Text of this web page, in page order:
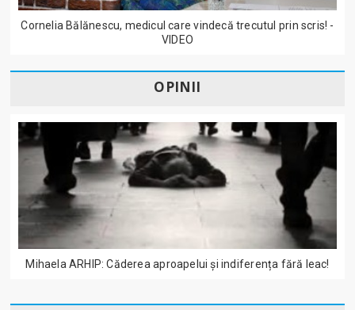
Cornelia Bălănescu, medicul care vindecă trecutul prin scris! -
VIDEO
OPINII
Mihaela ARHIP: Căderea aproapelui și indiferența fără leac!